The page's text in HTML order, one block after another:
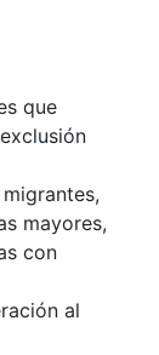
que
mayores,
con
al